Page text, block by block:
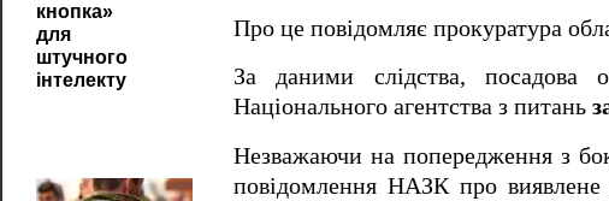
кнопка»
для
штучного
інтелекту
Про це повідомляє прокуратура
За даними слідства, посадова
Національного агентства з питань
Незважаючи на попередження з
повідомлення НАЗК про виявлене